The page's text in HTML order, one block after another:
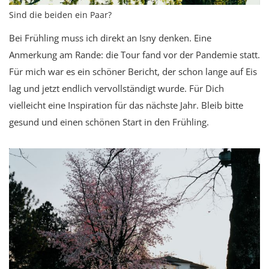
Sind die beiden ein Paar?
Bei Frühling muss ich direkt an Isny denken. Eine
Anmerkung am Rande: die Tour fand vor der Pandemie statt.
Für mich war es ein schöner Bericht, der schon lange auf Eis
lag und jetzt endlich vervollständigt wurde. Für Dich
vielleicht eine Inspiration für das nächste Jahr. Bleib bitte
gesund und einen schönen Start in den Frühling.